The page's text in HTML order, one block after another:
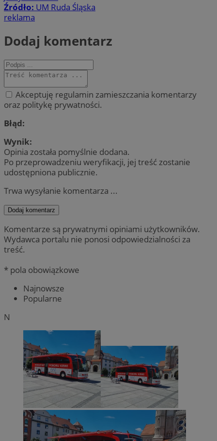
Źródło: UM Ruda Śląska
reklama
Dodaj komentarz
Akceptuję regulamin zamieszczania komentarzy
oraz politykę prywatności.
Błąd:
Wynik:
Opinia została pomyślnie dodana.
Po przeprowadzeniu weryfikacji, jej treść zostanie
udostępniona publicznie.
Trwa wysyłanie komentarza ...
Dodaj komentarz
Komentarze są prywatnymi opiniami użytkowników.
Wydawca portalu nie ponosi odpowiedzialności za
treść.
* pola obowiązkowe
Najnowsze
Popularne
N